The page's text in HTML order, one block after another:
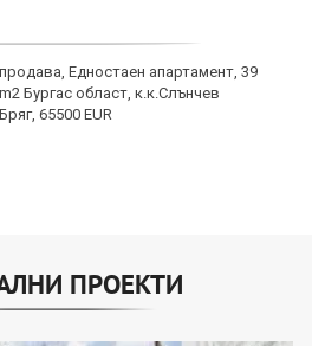
продава, Едностаен апартамент, 39
m2 Бургас област, к.к.Слънчев
Бряг, 65500 EUR
ПРОЕКТИ